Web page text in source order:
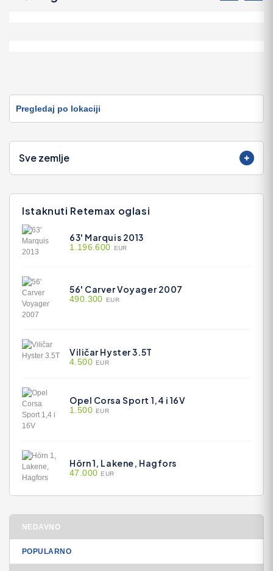
Pregledaj po lokaciji
Sve zemlje
Istaknuti Retemax oglasi
63' Marquis 2013
1.196.600 EUR
56' Carver Voyager 2007
490.300 EUR
Viličar Hyster 3.5T
4.500 EUR
Opel Corsa Sport 1,4 i 16V
1.500 EUR
Hörn 1, Lakene, Hagfors
47.000 EUR
NEDAVNO
POPULARNO